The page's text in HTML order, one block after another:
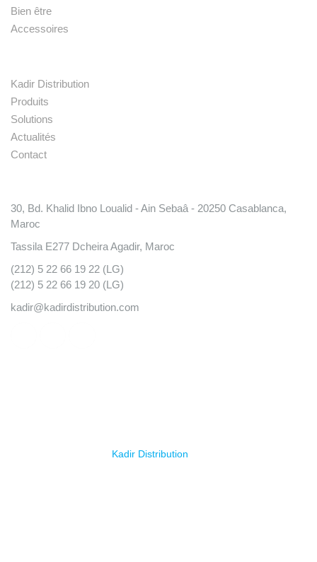
Bien être
Accessoires
Kadir Distribution
Produits
Solutions
Actualités
Contact
30, Bd. Khalid Ibno Loualid - Ain Sebaâ - 20250 Casablanca,
Maroc
Tassila E277 Dcheira Agadir, Maroc
(212) 5 22 66 19 22 (LG)
(212) 5 22 66 19 20 (LG)
kadir@kadirdistribution.com
Kadir Distribution